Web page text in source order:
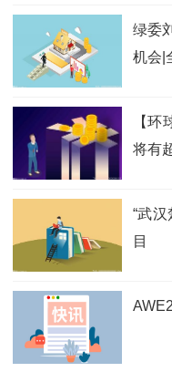
绿委
机会|
【环
将有
“武
目